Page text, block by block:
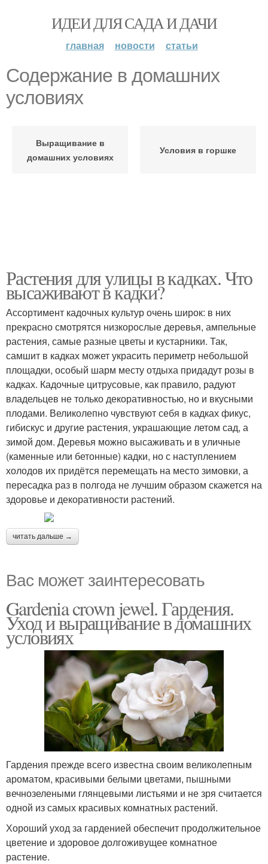
ИДЕИ ДЛЯ САДА И ДАЧИ
главная новости статьи
Содержание в домашних
условиях
Выращивание в
домашних условиях
Условия в горшке
Растения для улицы в кадках. Что
высаживают в кадки?
Ассортимент кадочных культур очень широк: в них
прекрасно смотрятся низкорослые деревья, ампельные
растения, самые разные цветы и кустарники. Так,
самшит в кадках может украсить периметр небольшой
площадки, особый шарм месту отдыха придадут розы в
кадках. Кадочные цитрусовые, как правило, радуют
владельцев не только декоративностью, но и вкусными
плодами. Великолепно чувствуют себя в кадках фикус,
гибискус и другие растения, украшающие летом сад, а
зимой дом. Деревья можно высаживать и в уличные
(каменные или бетонные) кадки, но с наступлением
холодов их придётся перемещать на место зимовки, а
пересадка раз в полгода не лучшим образом скажется на
здоровье и декоративности растений.
читать дальше →
Вас может заинтересовать
Gardenia crown jewel. Гардения.
Уход и выращивание в домашних
условиях
Гардения прежде всего известна своим великолепным
ароматом, красивыми белыми цветами, пышными
вечнозелеными глянцевыми листьями и не зря считается
одной из самых красивых комнатных растений.
Хороший уход за гарденией обеспечит продолжительное
цветение и здоровое долгоживущее комнатное
растение.